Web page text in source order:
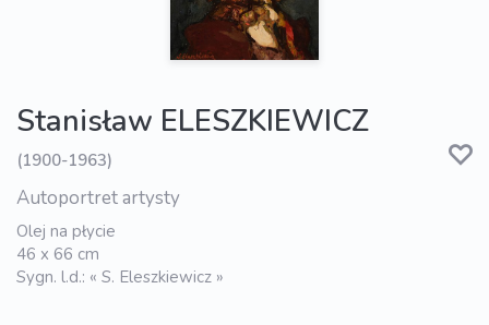
Stanisław ELESZKIEWICZ
(1900-1963)
Autoportret artysty
Olej na płycie
46 x 66 cm
Sygn. l.d.: « S. Eleszkiewicz »